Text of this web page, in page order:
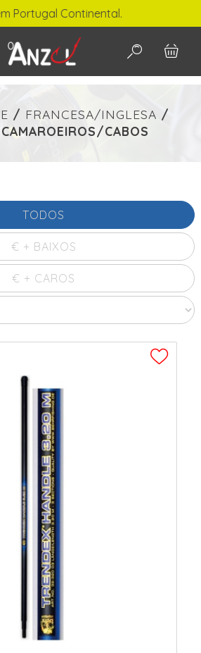
€ min./max.
Continental.
/ FRANCESA/INGLESA /
CABOS
TODOS
€ + BAIXOS
€ + CAROS